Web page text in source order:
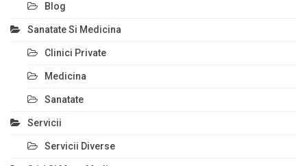
Blog
Sanatate Si Medicina
Clinici Private
Medicina
Sanatate
Servicii
Servicii Diverse